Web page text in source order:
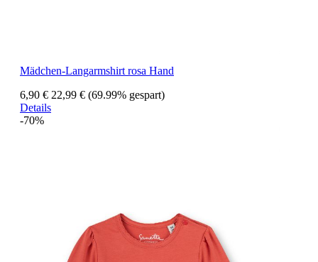
Mädchen-Langarmshirt rosa Hand
6,90 € 22,99 € (69.99% gespart)
Details
-70%